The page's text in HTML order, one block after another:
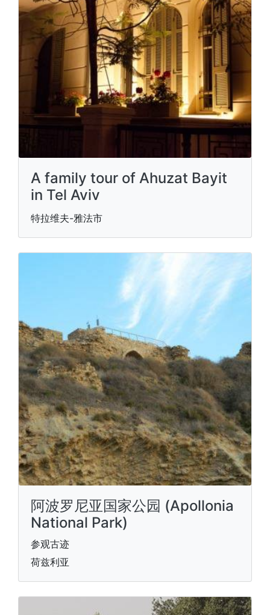
A family tour of Ahuzat Bayit
in Tel Aviv
特拉维夫-雅法市
阿波罗尼亚国家公园 (Apollonia
National Park)
参观古迹
荷兹利亚